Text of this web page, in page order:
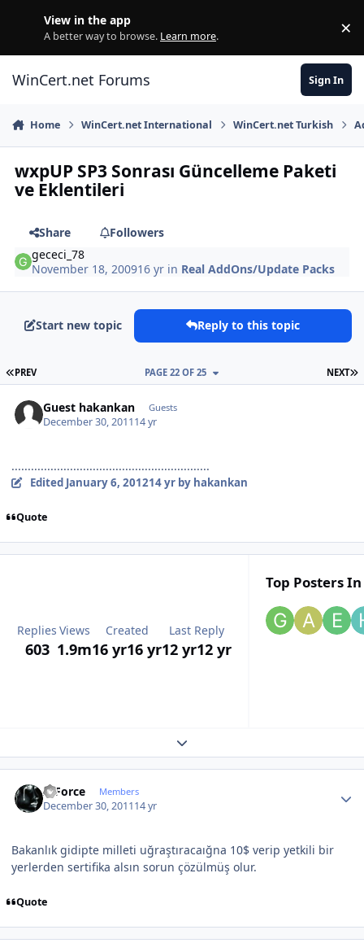
View in the app
A better way to browse. Learn more. ×
WinCert.net Forums Sign In
Home WinCert.net International WinCert.net Turkish
wxpUP SP3 Sonrası Güncelleme Paketi
ve Eklentileri
Share
Followers
gececi_78
November 18, 200916 yr in Real AddOns/Update Packs
Start new topic Reply to this topic
FIRST PAGE
PREV NEXT
PAGE 22 OF 25
Guest hakankan Guests
December 30, 201114 yr
.............................................................
Edited January 6, 201214 yrby hakankan
Quote
Replies
603
Views
1.9m
Created
16 yr16 yr
Last Reply
12 yr12 yr
Top Posters
Expand topic overview
X-Force Members
December 30, 201114 yr
Bakanlık gidipte milleti uğraştıracaığna 10$ verip yetkili bir
yerlerden sertifika alsın sorun çözülmüş olur.
Quote